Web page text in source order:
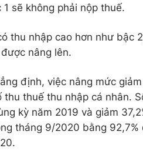
sẽ không phải nộp thuế.
thu nhập cao hơn như bậc
nâng lên.
định, việc nâng mức
thu thuế thu nhập cá nhân.
kỳ năm 2019 và giảm
tháng 9/2020 bằng